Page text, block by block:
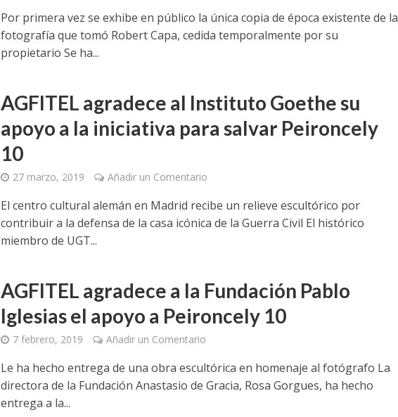
Por primera vez se exhibe en público la única copia de época existente de la
fotografía que tomó Robert Capa, cedida temporalmente por su
propietario Se ha...
AGFITEL agradece al Instituto Goethe su
apoyo a la iniciativa para salvar Peironcely
10
27 marzo, 2019 Añadir un Comentario
El centro cultural alemán en Madrid recibe un relieve escultórico por
contribuir a la defensa de la casa icónica de la Guerra Civil El histórico
miembro de UGT...
AGFITEL agradece a la Fundación Pablo
Iglesias el apoyo a Peironcely 10
7 febrero, 2019 Añadir un Comentario
Le ha hecho entrega de una obra escultórica en homenaje al fotógrafo La
directora de la Fundación Anastasio de Gracia, Rosa Gorgues, ha hecho
entrega a la...